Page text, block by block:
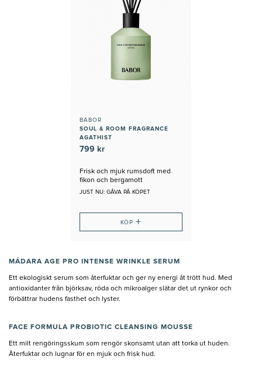
BABOR
SOUL & ROOM FRAGRANCE
AGATHIST
799 kr
Frisk och mjuk rumsdoft med
fikon och bergamott
JUST NU: GÅVA PÅ KÖPET
KÖP +
MÁDARA AGE PRO INTENSE WRINKLE SERUM
Ett ekologiskt serum som återfuktar och ger ny energi åt trött hud. Med
antioxidanter från björksav, röda och mikroalger slätar det ut rynkor och
förbättrar hudens fasthet och lyster.
FACE FORMULA PROBIOTIC CLEANSING MOUSSE
Ett milt rengöringsskum som rengör skonsamt utan att torka ut huden.
Återfuktar och lugnar för en mjuk och frisk hud.